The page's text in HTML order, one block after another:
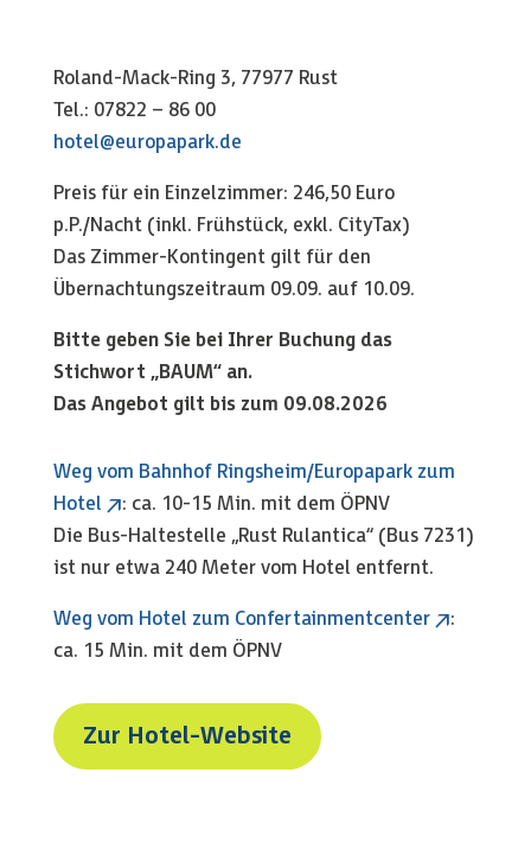
Roland-Mack-Ring 3, 77977 Rust
Tel.: 07822 – 86 00
hotel@europapark.de
Preis für ein Einzelzimmer: 246,50 Euro
p.P./Nacht (inkl. Frühstück, exkl. CityTax)
Das Zimmer-Kontingent gilt für den
Übernachtungszeitraum 09.09. auf 10.09.
Bitte geben Sie bei Ihrer Buchung das
Stichwort „BAUM“ an.
Das Angebot gilt bis zum 09.08.2026
Weg vom Bahnhof Ringsheim/Europapark zum
Hotel
: ca. 10-15 Min. mit dem ÖPNV
Die Bus-Haltestelle „Rust Rulantica“ (Bus 7231)
ist nur etwa 240 Meter vom Hotel entfernt.
Weg vom Hotel zum Confertainmentcenter
:
ca. 15 Min. mit dem ÖPNV
Zur Hotel-Website